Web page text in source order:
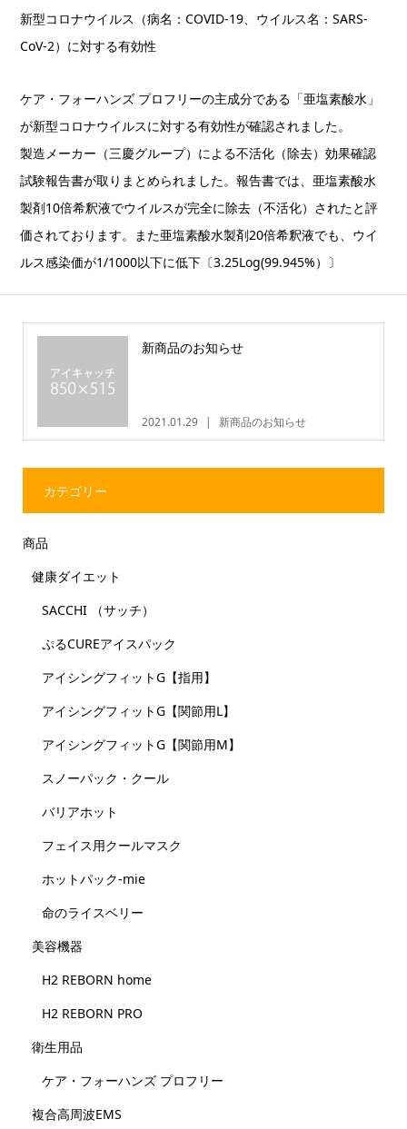
新型コロナウイルス（病名：COVID-19、ウイルス名：SARS-
CoV-2）に対する有効性
ケア・フォーハンズ プロフリーの主成分である「亜塩素酸水」
が新型コロナウイルスに対する有効性が確認されました。
製造メーカー（三慶グループ）による不活化（除去）効果確認
試験報告書が取りまとめられました。報告書では、亜塩素酸水
製剤10倍希釈液でウイルスが完全に除去（不活化）されたと評
価されております。また亜塩素酸水製剤20倍希釈液でも、ウイ
ルス感染価が1/1000以下に低下〔3.25Log(99.945%）〕
新商品のお知らせ
2021.01.29 新商品のお知らせ
カテゴリー
商品
健康ダイエット
SACCHI （サッチ）
ぷるCUREアイスパック
アイシングフィットG【指用】
アイシングフィットG【関節用L】
アイシングフィットG【関節用M】
スノーパック・クール
バリアホット
フェイス用クールマスク
ホットパック-mie
命のライスベリー
美容機器
H2 REBORN home
H2 REBORN PRO
衛生用品
ケア・フォーハンズ プロフリー
複合高周波EMS